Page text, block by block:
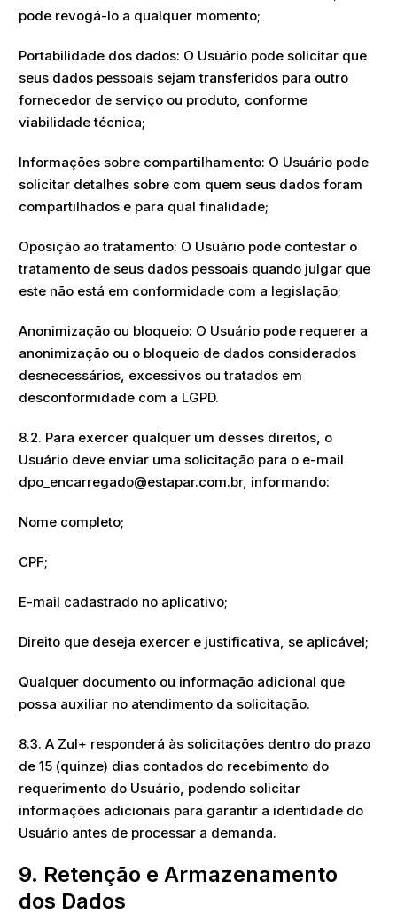
pode revogá-lo a qualquer momento;
Portabilidade dos dados: O Usuário pode solicitar que
seus dados pessoais sejam transferidos para outro
fornecedor de serviço ou produto, conforme
viabilidade técnica;
Informações sobre compartilhamento: O Usuário pode
solicitar detalhes sobre com quem seus dados foram
compartilhados e para qual finalidade;
Oposição ao tratamento: O Usuário pode contestar o
tratamento de seus dados pessoais quando julgar que
este não está em conformidade com a legislação;
Anonimização ou bloqueio: O Usuário pode requerer a
anonimização ou o bloqueio de dados considerados
desnecessários, excessivos ou tratados em
desconformidade com a LGPD.
8.2. Para exercer qualquer um desses direitos, o
Usuário deve enviar uma solicitação para o e-mail
dpo_encarregado@estapar.com.br, informando:
Nome completo;
CPF;
E-mail cadastrado no aplicativo;
Direito que deseja exercer e justificativa, se aplicável;
Qualquer documento ou informação adicional que
possa auxiliar no atendimento da solicitação.
8.3. A Zul+ responderá às solicitações dentro do prazo
de 15 (quinze) dias contados do recebimento do
requerimento do Usuário, podendo solicitar
informações adicionais para garantir a identidade do
Usuário antes de processar a demanda.
9. Retenção e Armazenamento
dos Dados